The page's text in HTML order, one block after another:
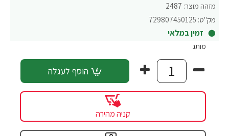
מזהה מוצר: 2487
מק"ט: 729807450125
זמין במלאי
מותג
הוסף לעגלה
קניה מהירה